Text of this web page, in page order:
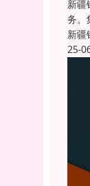
新疆
务。
新疆
25-